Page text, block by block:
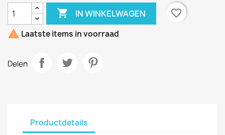
 IN WINKELWAGEN
favorite_border
 Laatste items in voorraad
Delen
Productdetails